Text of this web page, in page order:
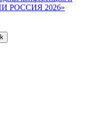
РОССИЯ 2026»